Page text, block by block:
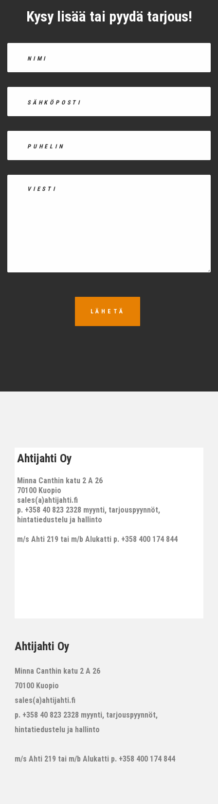
Kysy lisää tai pyydä tarjous!
LÄHETÄ
Ahtijahti Oy
Minna Canthin katu 2 A 26
70100 Kuopio
sales(a)ahtijahti.fi
p. +358 40 823 2328 myynti, tarjouspyynnöt,
hintatiedustelu ja hallinto
m/s Ahti 219 tai m/b Alukatti p. +358 400 174 844
Ahtijahti Oy
Minna Canthin katu 2 A 26
70100 Kuopio
sales(a)ahtijahti.fi
p. +358 40 823 2328 myynti, tarjouspyynnöt,
hintatiedustelu ja hallinto
m/s Ahti 219 tai m/b Alukatti p. +358 400 174 844